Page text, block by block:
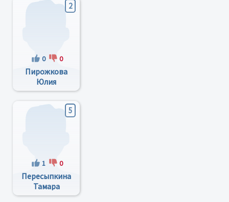
2
0 0
Пирожкова
Юлия
Владимировна
5
1 0
Пересыпкина
Тамара
Никитична